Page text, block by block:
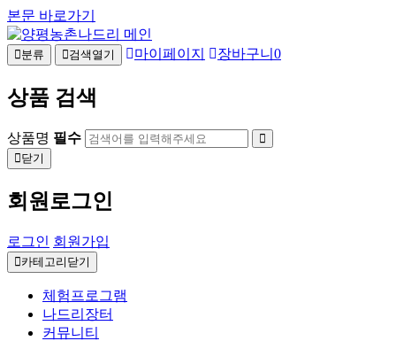
본문 바로가기
분류 검색열기 마이페이지 장바구니 0
상품 검색
상품명 필수
닫기
회원로그인
로그인 회원가입
카테고리닫기
체험프로그램
나드리장터
커뮤니티